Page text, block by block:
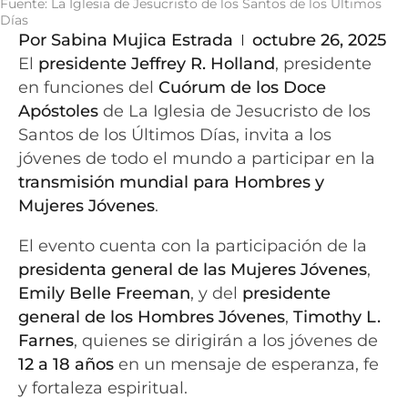
Fuente: La Iglesia de Jesucristo de los Santos de los Últimos
Días
Por Sabina Mujica Estrada
octubre 26, 2025
El presidente Jeffrey R. Holland, presidente
en funciones del Cuórum de los Doce
Apóstoles de La Iglesia de Jesucristo de los
Santos de los Últimos Días, invita a los
jóvenes de todo el mundo a participar en la
transmisión mundial para Hombres y
Mujeres Jóvenes.
El evento cuenta con la participación de la
presidenta general de las Mujeres Jóvenes,
Emily Belle Freeman, y del presidente
general de los Hombres Jóvenes, Timothy L.
Farnes, quienes se dirigirán a los jóvenes de
12 a 18 años en un mensaje de esperanza, fe
y fortaleza espiritual.